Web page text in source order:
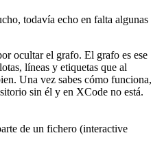
todavía echo en falta algunas
ocultar el grafo. El grafo es ese
líneas y etiquetas que al
Una vez sabes cómo funciona,
sin él y en XCode no está.
de un fichero (interactive